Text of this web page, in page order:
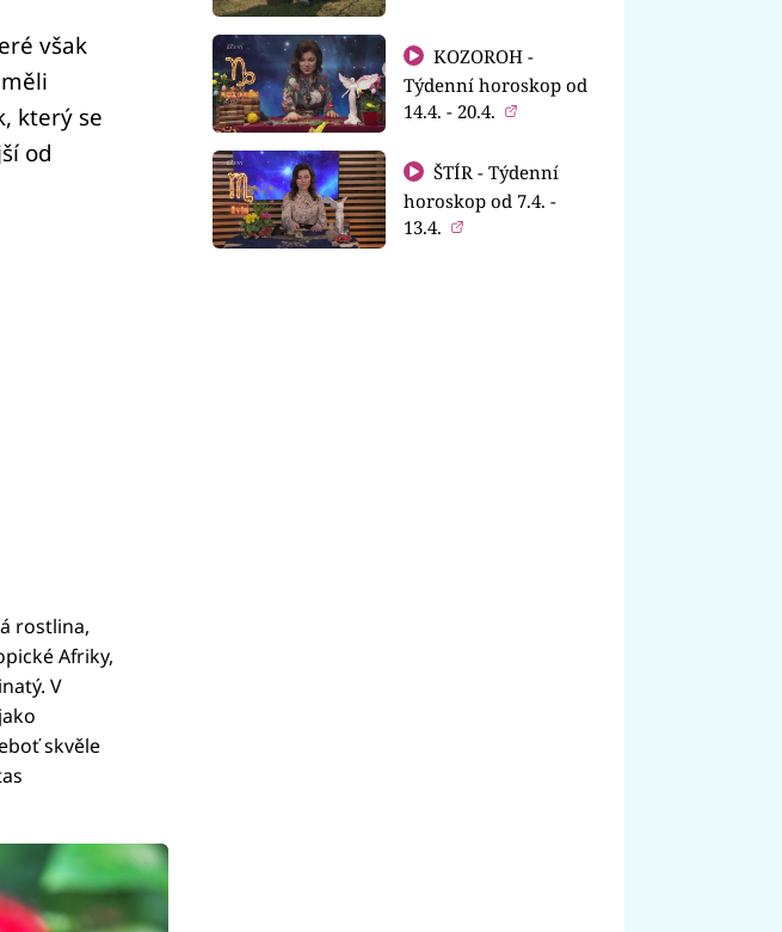
však
který se
od
rostlina,
Afriky,
V
skvěle
KOZOROH -
Týdenní horoskop od
14.4. - 20.4.
ŠTÍR - Týdenní
horoskop od 7.4. -
13.4.